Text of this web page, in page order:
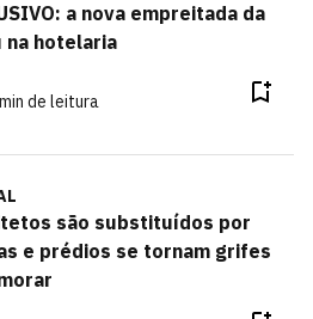
a nova empreitada da
na hotelaria
de leitura
são substituídos por
e prédios se tornam grifes